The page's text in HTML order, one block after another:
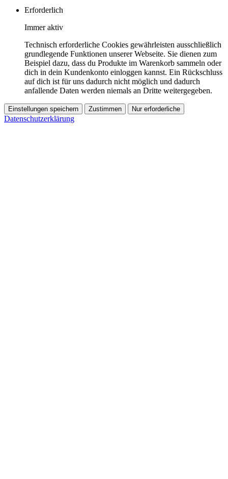
Erforderlich
Immer aktiv
Technisch erforderliche Cookies gewährleisten ausschließlich
grundlegende Funktionen unserer Webseite. Sie dienen zum
Beispiel dazu, dass du Produkte im Warenkorb sammeln oder
dich in dein Kundenkonto einloggen kannst. Ein Rückschluss
auf dich ist für uns dadurch nicht möglich und dadurch
anfallende Daten werden niemals an Dritte weitergegeben.
Einstellungen speichern Zustimmen Nur erforderliche
Datenschutzerklärung